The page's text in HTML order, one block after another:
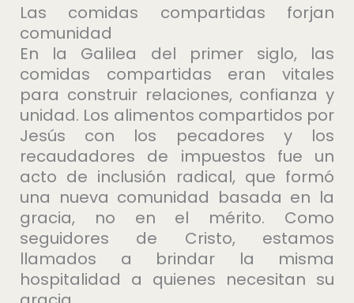
Las comidas compartidas forjan
comunidad
En la Galilea del primer siglo, las
comidas compartidas eran vitales
para construir relaciones, confianza y
unidad. Los alimentos compartidos por
Jesús con los pecadores y los
recaudadores de impuestos fue un
acto de inclusión radical, que formó
una nueva comunidad basada en la
gracia, no en el mérito. Como
seguidores de Cristo, estamos
llamados a brindar la misma
hospitalidad a quienes necesitan su